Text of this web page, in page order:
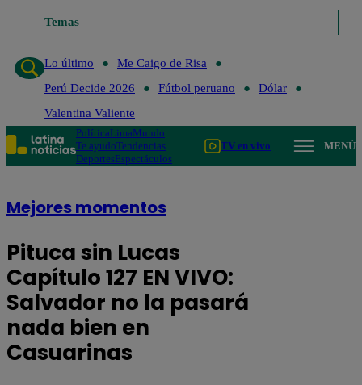
Temas
Lo último
Me Caigo de Risa
Perú Decide 2026
Fútbol peruano
Dólar
Valentina Valiente
PolíticaLimaMundo
Te ayudoTendencias
DeportesEspectáculos
TV en vivo MENÚ
Mejores momentos
Pituca sin Lucas
Capítulo 127 EN VIVO:
Salvador no la pasará
nada bien en
Casuarinas